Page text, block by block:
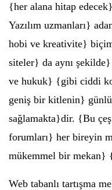
{her alana hitap
Yazılım uzmanları}
hobi ve kreativite}
siteler} da aynı
ve hukuk} {gibi ciddi
geniş bir kitlenin}
sağlamakta}dir. {Bu
forumları} her bireyin
mükemmel bir mekan}
Web tabanlı tartışma